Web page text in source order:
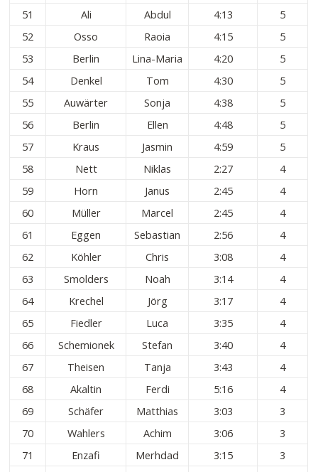
51
Ali Abdul 4:13
5
52
Osso Raoia 4:15
5
53
Berlin Lina-Maria 4:20
5
54
Denkel Tom 4:30
5
55
Auwärter Sonja 4:38
5
56
Berlin Ellen 4:48
5
57
Kraus Jasmin 4:59
5
58
Nett Niklas 2:27
4
59
Horn Janus 2:45
4
60
Müller Marcel 2:45
4
61
Eggen Sebastian 2:56
4
62
Köhler Chris 3:08
4
63
Smolders Noah 3:14
4
64
Krechel Jörg 3:17
4
65
Fiedler Luca 3:35
4
66
Schemionek Stefan 3:40
4
67
Theisen Tanja 3:43
4
68
Akaltin Ferdi 5:16
4
69
Schäfer Matthias 3:03
3
70
Wahlers Achim 3:06
3
71
Enzafi Merhdad 3:15
3